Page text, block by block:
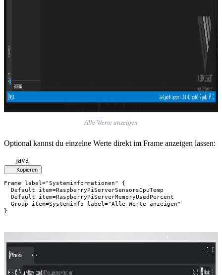
Alle Werte anzeigen
Optional kannst du einzelne Werte direkt im Frame anzeigen lassen:
java
Kopieren
Frame label="Systeminformationen" {
  Default item=RaspberryPiServerSensorsCpuTemp
  Default item=RaspberryPiServerMemoryUsedPercent
  Group item=Systeminfo label="Alle Werte anzeigen"
}